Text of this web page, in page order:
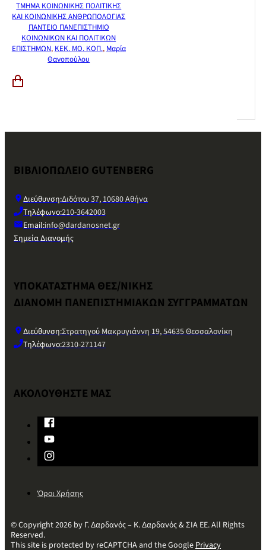
ΤΜΗΜΑ ΚΟΙΝΩΝΙΚΗΣ ΠΟΛΙΤΙΚΗΣ
ΚΑΙ ΚΟΙΝΩΝΙΚΗΣ ΑΝΘΡΩΠΟΛΟΓΙΑΣ
ΠΑΝΤΕΙΟ ΠΑΝΕΠΙΣΤΗΜΙΟ
ΚΟΙΝΩΝΙΚΩΝ ΚΑΙ ΠΟΛΙΤΙΚΩΝ
ΕΠΙΣΤΗΜΩΝ, ΚΕΚ. ΜΟ. ΚΟΠ., Μαρία
Θανοπούλου
ΒΙΒΛΙΟΠΩΛΕΙΟ GUTENBERG
Διεύθυνση:Διδότου 37, 10680 Αθήνα
Τηλέφωνο:210-3642003
Email:info@dardanosnet.gr
Σημεία Διανομής
ΥΠΟΚΑΤΑΣΤΗΜΑ ΘΕΣ/ΝΙΚΗΣ
ΔΙΑΝΟΜΗ ΠΑΝΕΠΙΣΤΗΜΙΑΚΩΝ ΣΥΓΓΡΑΜΜΑΤΩΝ
Διεύθυνση:Στρατηγού Μακρυγιάννη 19, 54635 Θεσσαλονίκη
Τηλέφωνο:2310-271147
ΑΚΟΛΟΥΘΗΣΤΕ ΜΑΣ
Όροι Χρήσης
© Copyright 2026 by Γ. Δαρδανός – Κ. Δαρδανός & ΣΙΑ ΕΕ. All Rights
Reserved.
This site is protected by reCAPTCHA and the GooglePrivacy